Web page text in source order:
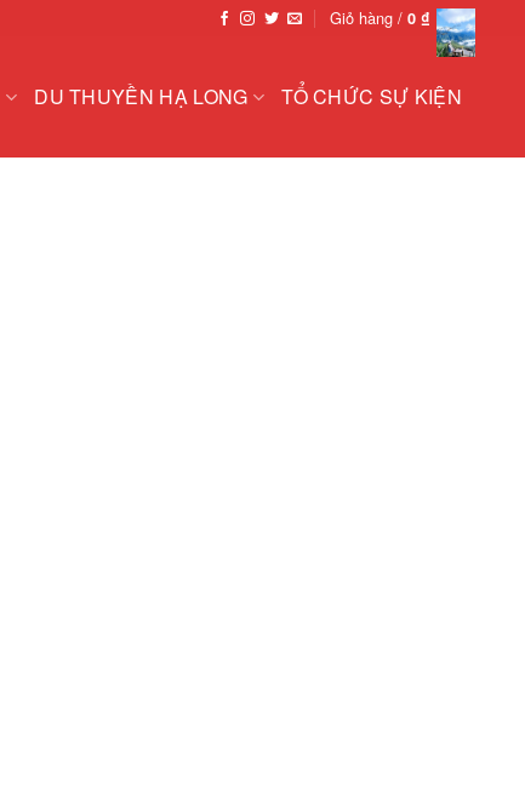
Giỏ hàng / 0 ₫
DU THUYỀN HẠ LONG TỔ CHỨC SỰ KIỆN